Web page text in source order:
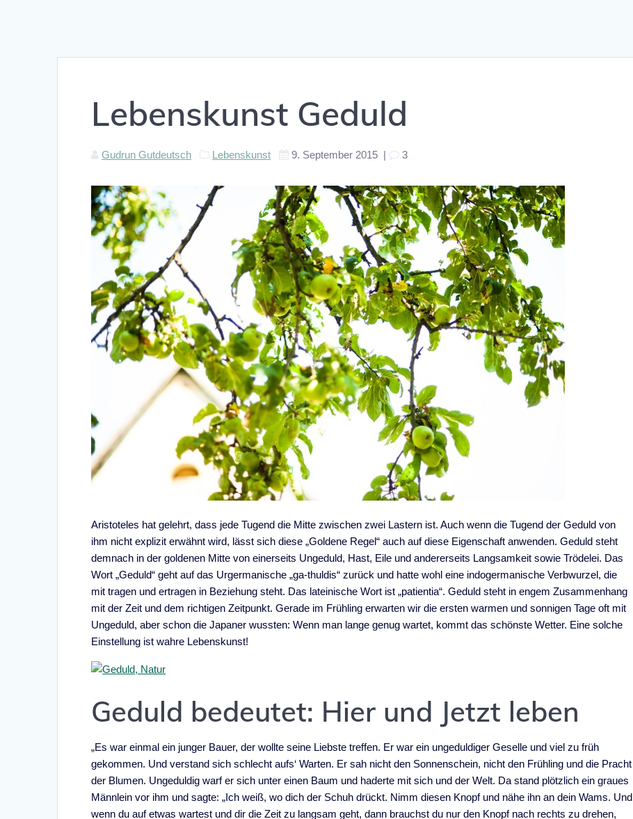
Lebenskunst Geduld
Gudrun Gutdeutsch Lebenskunst 9. September 2015 | 3
Aristoteles hat gelehrt, dass jede Tugend die Mitte zwischen zwei Lastern ist. Auch wenn die Tugend der Geduld von
ihm nicht explizit erwähnt wird, lässt sich diese „Goldene Regel“ auch auf diese Eigenschaft anwenden. Geduld steht
demnach in der goldenen Mitte von einerseits Ungeduld, Hast, Eile und andererseits Langsamkeit sowie Trödelei. Das
Wort „Geduld“ geht auf das Urgermanische „ga-thuldis“ zurück und hatte wohl eine indogermanische Verbwurzel, die
mit tragen und ertragen in Beziehung steht. Das lateinische Wort ist „patientia“. Geduld steht in engem Zusammenhang
mit der Zeit und dem richtigen Zeitpunkt. Gerade im Frühling erwarten wir die ersten warmen und sonnigen Tage oft mit
Ungeduld, aber schon die Japaner wussten: Wenn man lange genug wartet, kommt das schönste Wetter. Eine solche
Einstellung ist wahre Lebenskunst!
Geduld bedeutet: Hier und Jetzt leben
„Es war einmal ein junger Bauer, der wollte seine Liebste treffen. Er war ein ungeduldiger Geselle und viel zu früh
gekommen. Und verstand sich schlecht aufs‘ Warten. Er sah nicht den Sonnenschein, nicht den Frühling und die Pracht
der Blumen. Ungeduldig warf er sich unter einen Baum und haderte mit sich und der Welt. Da stand plötzlich ein graues
Männlein vor ihm und sagte: „Ich weiß, wo dich der Schuh drückt. Nimm diesen Knopf und nähe ihn an dein Wams. Und
wenn du auf etwas wartest und dir die Zeit zu langsam geht, dann brauchst du nur den Knopf nach rechts zu drehen,